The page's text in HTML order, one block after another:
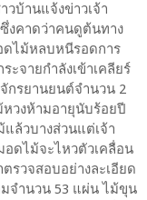
วบ้านแจ้งข่าวเจ้า
งคาดว่าคนดูต้นทาง
ไม้หลบหนีรอดการ
จายกำลังเข้าเคลียร์
กรยานยนต์จำนวน 2
วงห้ามอายุนับร้อยปี
ล้วบางส่วนแต่เจ้า
ดไม้จะไหวตัวเคลื่อน
รวจสอบอย่างละเอียด
จำนวน 53 แผ่น ไม้ขุน